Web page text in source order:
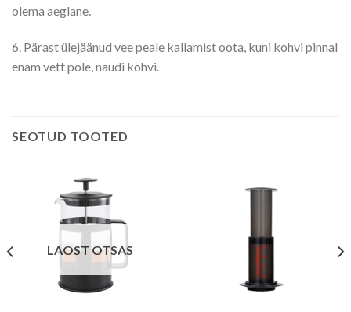
olema aeglane.
6. Pärast ülejäänud vee peale kallamist oota, kuni kohvi pinnal
enam vett pole, naudi kohvi.
SEOTUD TOOTED
LAOST OTSAS